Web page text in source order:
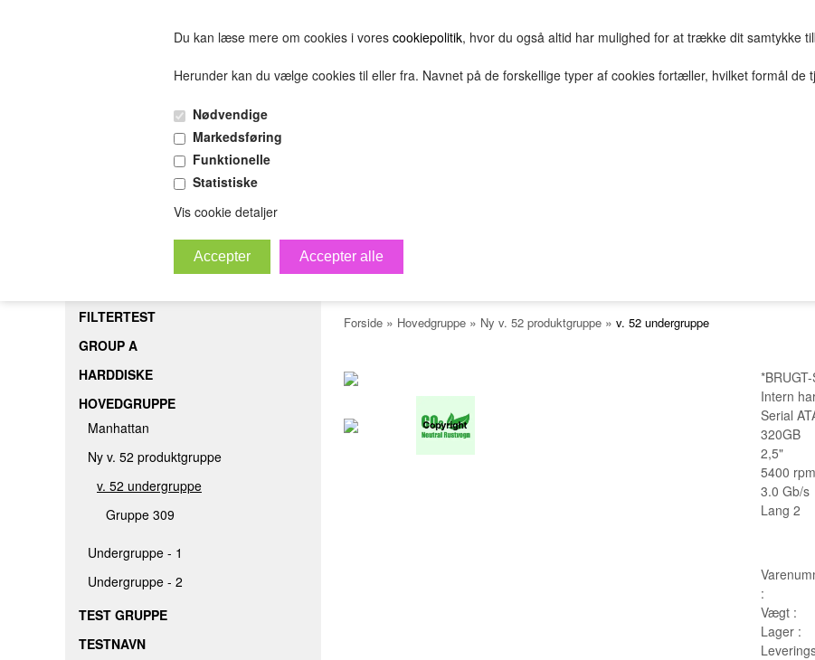
Du kan læse mere om cookies i vores cookiepolitik, hvor du også altid har mulighed for at trække dit samtykke
Herunder kan du vælge cookies til eller fra. Navnet på de forskellige typer af cookies fortæller, hvilket formål de
Nødvendige
Markedsføring
Funktionelle
Statistiske
Vis cookie detaljer
FILTERTEST GROUP A HARDDISKE
HOVEDGRUPPE
TEST GRUPPE TESTNAVN
FILTERTEST
GROUP A
HARDDISKE
HOVEDGRUPPE
Manhattan
Ny v. 52 produktgruppe
v. 52 undergruppe
Gruppe 309
Undergruppe - 1
Undergruppe - 2
TEST GRUPPE
TESTNAVN
Tonni Tester Patch
Forside» Hovedgruppe» Ny v. 52 produktgruppe» v. 52 undergruppe
Intern
Serial
320GB
2,5"
5400 rpm
3.0 Gb/s
Lang 2
:
Vægt :
Lager :